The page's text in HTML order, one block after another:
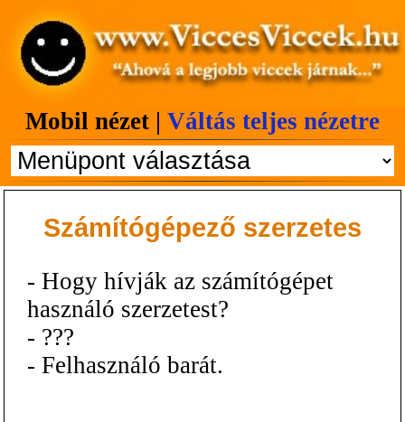
Mobil nézet | Váltás teljes nézetre
Számítógépező szerzetes
- Hogy hívják az számítógépet
használó szerzetest?
- ???
- Felhasználó barát.